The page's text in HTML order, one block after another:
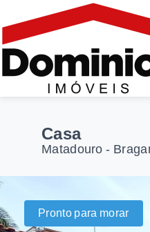
Casa
Matadouro -
Pronto para morar